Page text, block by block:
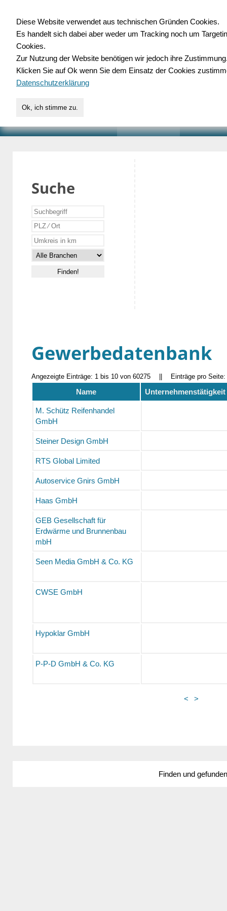
für Handwerk,
Suche
Gewerbedatenbank
Angezeigte Einträge: 1 bis 10 von 60275 Einträge pro Seite:
Name Unternehmenstätigkeit
M. Schütz Reifenhandel
GmbH
Steiner Design GmbH
RTS Global Limited
Autoservice Gnirs GmbH
Haas GmbH
GEB Gesellschaft für
Erdwärme und Brunnenbau
mbH
Seen Media GmbH & Co. KG
CWSE GmbH
Hypoklar GmbH
P-P-D GmbH & Co. KG
< >
Finden und
Diese Website verwendet aus technischen Gründen Cookies.
Es handelt sich dabei aber weder um Tracking noch um
Cookies.
Zur Nutzung der Website benötigen wir jedoch ihre
Klicken Sie auf Ok wenn Sie dem Einsatz der Cookies
Datenschutzerklärung
Ok, ich stimme zu.